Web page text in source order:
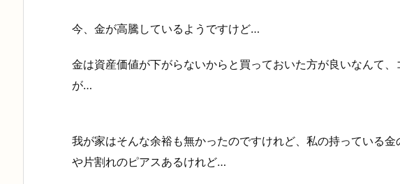
今、金が高騰しているようですけど…
金は資産価値が下がらないからと買っておいた方が良いなんて
が…
我が家はそんな余裕も無かったのですけれど、私の持っている
や片割れのピアスあるけれど…